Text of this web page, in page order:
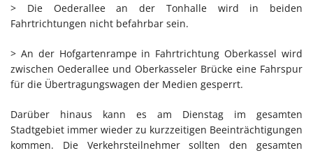
> Die Oederallee an der Tonhalle wird in beiden
Fahrtrichtungen nicht befahrbar sein.
> An der Hofgartenrampe in Fahrtrichtung Oberkassel wird
zwischen Oederallee und Oberkasseler Brücke eine Fahrspur
für die Übertragungswagen der Medien gesperrt.
Darüber hinaus kann es am Dienstag im gesamten
Stadtgebiet immer wieder zu kurzzeitigen Beeinträchtigungen
kommen. Die Verkehrsteilnehmer sollten den gesamten